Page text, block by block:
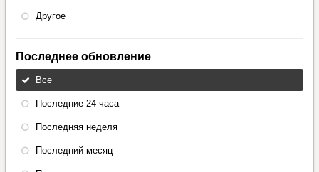
Другое
Последнее обновление
Все
Последние 24 часа
Последняя неделя
Последний месяц